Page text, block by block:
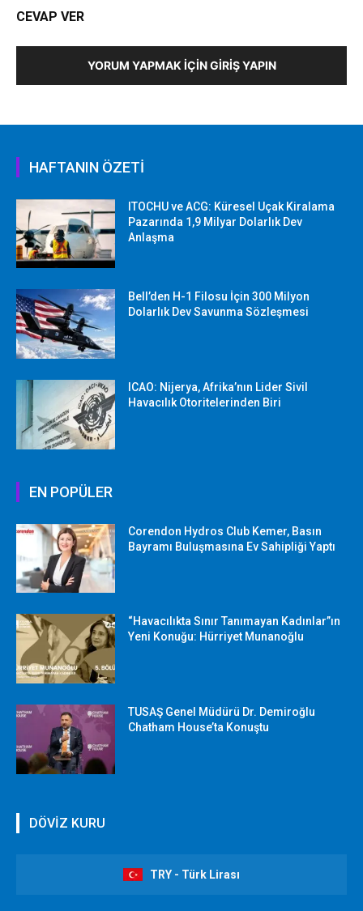
CEVAP VER
YORUM YAPMAK İÇIN GIRIŞ YAPIN
HAFTANIN ÖZETİ
ITOCHU ve ACG: Küresel Uçak Kiralama
Pazarında 1,9 Milyar Dolarlık Dev
Anlaşma
Bell’den H-1 Filosu İçin 300 Milyon
Dolarlık Dev Savunma Sözleşmesi
ICAO: Nijerya, Afrika’nın Lider Sivil
Havacılık Otoritelerinden Biri
EN POPÜLER
Corendon Hydros Club Kemer, Basın
Bayramı Buluşmasına Ev Sahipliği Yaptı
“Havacılıkta Sınır Tanımayan Kadınlar”ın
Yeni Konuğu: Hürriyet Munanoğlu
TUSAŞ Genel Müdürü Dr. Demiroğlu
Chatham House’ta Konuştu
DÖVİZ KURU
TRY - Türk Lirası